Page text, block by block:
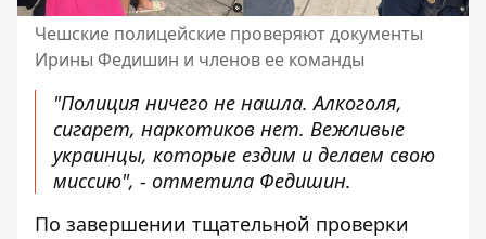
Чешские полицейские проверяют документы
Ирины Федишин и членов ее команды
"Полиция ничего не нашла. Алкоголя,
сигарет, наркотиков нет. Вежливые
украинцы, которые ездим и делаем свою
миссию", - отметила Федишин.
По завершении тщательной проверки